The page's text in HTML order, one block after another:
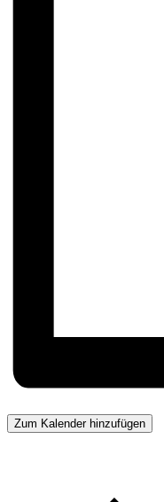
Zum Kalender hinzufügen